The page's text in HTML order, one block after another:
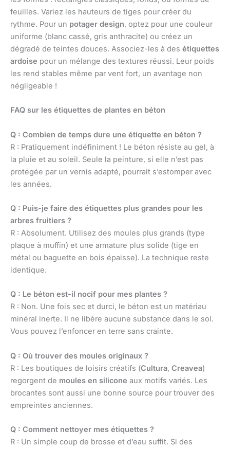
feuilles. Variez les hauteurs de tiges pour créer du
rythme. Pour un potager design, optez pour une couleur
uniforme (blanc cassé, gris anthracite) ou créez un
dégradé de teintes douces. Associez-les à des étiquettes
ardoise pour un mélange des textures réussi. Leur poids
les rend stables même par vent fort, un avantage non
négligeable !
FAQ sur les étiquettes de plantes en béton
Q : Combien de temps dure une étiquette en béton ?
R : Pratiquement indéfiniment ! Le béton résiste au gel, à
la pluie et au soleil. Seule la peinture, si elle n’est pas
protégée par un vernis adapté, pourrait s’estomper avec
les années.
Q : Puis-je faire des étiquettes plus grandes pour les
arbres fruitiers ?
R : Absolument. Utilisez des moules plus grands (type
plaque à muffin) et une armature plus solide (tige en
métal ou baguette en bois épaisse). La technique reste
identique.
Q : Le béton est-il nocif pour mes plantes ?
R : Non. Une fois sec et durci, le béton est un matériau
minéral inerte. Il ne libère aucune substance dans le sol.
Vous pouvez l’enfoncer en terre sans crainte.
Q : Où trouver des moules originaux ?
R : Les boutiques de loisirs créatifs (Cultura, Creavea)
regorgent de moules en silicone aux motifs variés. Les
brocantes sont aussi une bonne source pour trouver des
empreintes anciennes.
Q : Comment nettoyer mes étiquettes ?
R : Un simple coup de brosse et d’eau suffit. Si des